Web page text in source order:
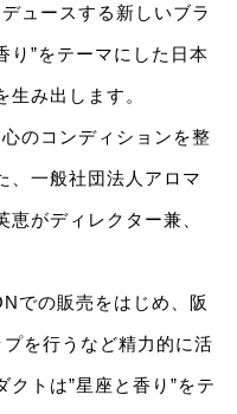
ュースする新しいブラ
り”をテーマにした日本
み出します。
のコンディションを整
、一般社団法人アロマ
がディレクター兼、
での販売をはじめ、阪
を行うなど精力的に活
トは”星座と香り”をテ